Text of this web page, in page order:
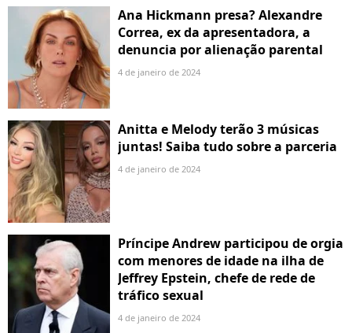
Ana Hickmann presa? Alexandre
Correa, ex da apresentadora, a
denuncia por alienação parental
4 de janeiro de 2024
Anitta e Melody terão 3 músicas
juntas! Saiba tudo sobre a parceria
4 de janeiro de 2024
Príncipe Andrew participou de orgia
com menores de idade na ilha de
Jeffrey Epstein, chefe de rede de
tráfico sexual
4 de janeiro de 2024